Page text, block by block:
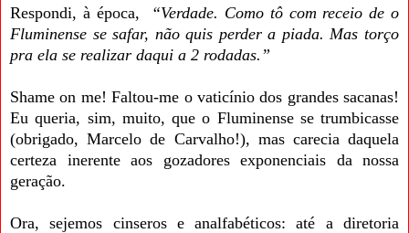
Respondi, à época, “Verdade. Como tô com receio de o
Fluminense se safar, não quis perder a piada. Mas torço
pra ela se realizar daqui a 2 rodadas.”
Shame on me! Faltou-me o vaticínio dos grandes sacanas!
Eu queria, sim, muito, que o Fluminense se trumbicasse
(obrigado, Marcelo de Carvalho!), mas carecia daquela
certeza inerente aos gozadores exponenciais da nossa
geração.
Ora, sejemos cinseros e analfabéticos: até a diretoria